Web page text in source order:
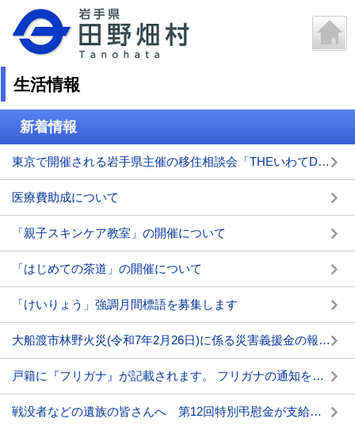
生活情報
新着情報
東京で開催される岩手県主催の移住相談会「THEいわてDAY2025」に出展します
医療費助成について
「親子スキンケア教室」の開催について
「はじめての茶道」の開催について
「けいりょう」強調月間標語を募集します
大船渡市林野火災(令和7年2月26日)に係る災害義援金の報告について
戸籍に『フリガナ』が記載されます。 フリガナの通知を必ず確認しましょう。
戦没者などの遺族の皆さんへ 第12回特別弔慰金が支給されます